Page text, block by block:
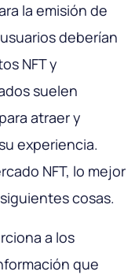
la emisión de
deberían
NFT y
suelen
atraer y
experiencia.
NFT, lo mejor
cosas.
a los
que